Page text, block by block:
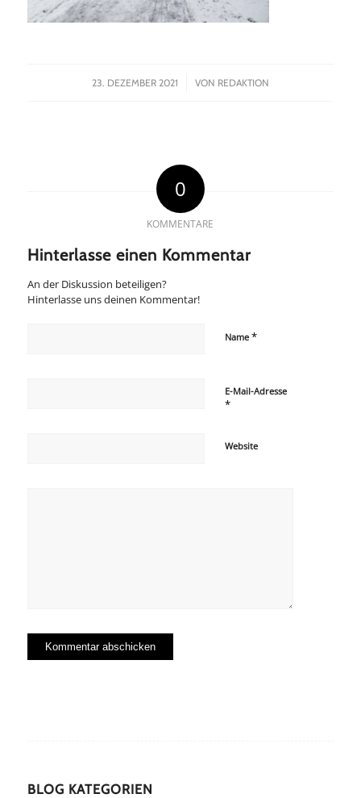
23. DEZEMBER 2021
/ VON REDAKTION
0
KOMMENTARE
Hinterlasse einen Kommentar
An der Diskussion beteiligen?
Hinterlasse uns deinen Kommentar!
Name *
E-Mail-Adresse
*
Website
BLOG KATEGORIEN